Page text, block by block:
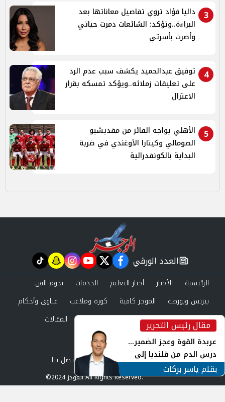
3
داليا فؤاد تروي تفاصيل معاناتها بعد
البراءة..وتؤكد: الشائعات دمرت حياتي
وأضرت بأسرتي
4
توفيق عبدالحميد يكشف سبب عدم الرد
على تعليقات زملائه..ويؤكد تمسكه بقرار
الاعتزال
5
الأهلي يواجه الفائز من مقديشيو
الصومالي وكيتارا الأوغندي في ضربة
البداية بالكونفدرالية
مقال رئيس التحرير
عربدة القوة وعجز الضمير...
درس الدم من قلنديا إلى
جنوب لبنان
بقلم ياسر بركات
newspaper
العدد الورقي facebook
twitter
youtube
instagram
snapchat
tiktok
الرئيسية الأخبار أخبار التعليم الخدمات
نجوم الفن
بيزنس وبورصة
الموجز كافية كورة وملاعب
فتاوى وأحكام
صحة وجمال
عرب وعالم حوادث ومحاكم
المقالات
العدد الورقي
من نحن
سياسة الخصوصية اتصل بنا
©2024 الموجز All Rights Reserved.